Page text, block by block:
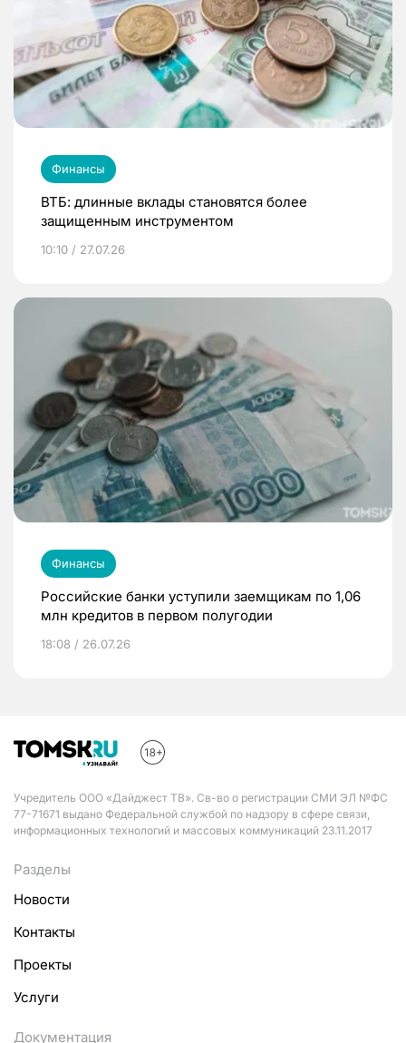
Финансы
ВТБ: длинные вклады становятся более
защищенным инструментом
10:10 / 27.07.26
Финансы
Российские банки уступили заемщикам по 1,06
млн кредитов в первом полугодии
18:08 / 26.07.26
Учредитель ООО «Дайджест ТВ». Св-во о регистрации СМИ ЭЛ №ФС
77-71671 выдано Федеральной службой по надзору в сфере связи,
информационных технологий и массовых коммуникаций 23.11.2017
Разделы
Новости
Контакты
Проекты
Услуги
Документация